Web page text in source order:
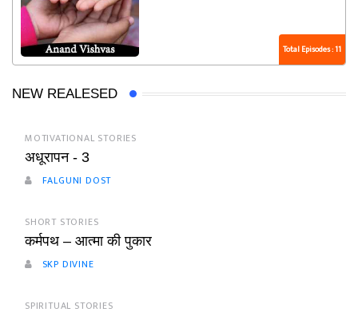
Total Episodes : 11
NEW REALESED
MOTIVATIONAL STORIES
अधूरापन - 3
FALGUNI DOST
SHORT STORIES
कर्मपथ – आत्मा की पुकार
SKP DIVINE
SPIRITUAL STORIES